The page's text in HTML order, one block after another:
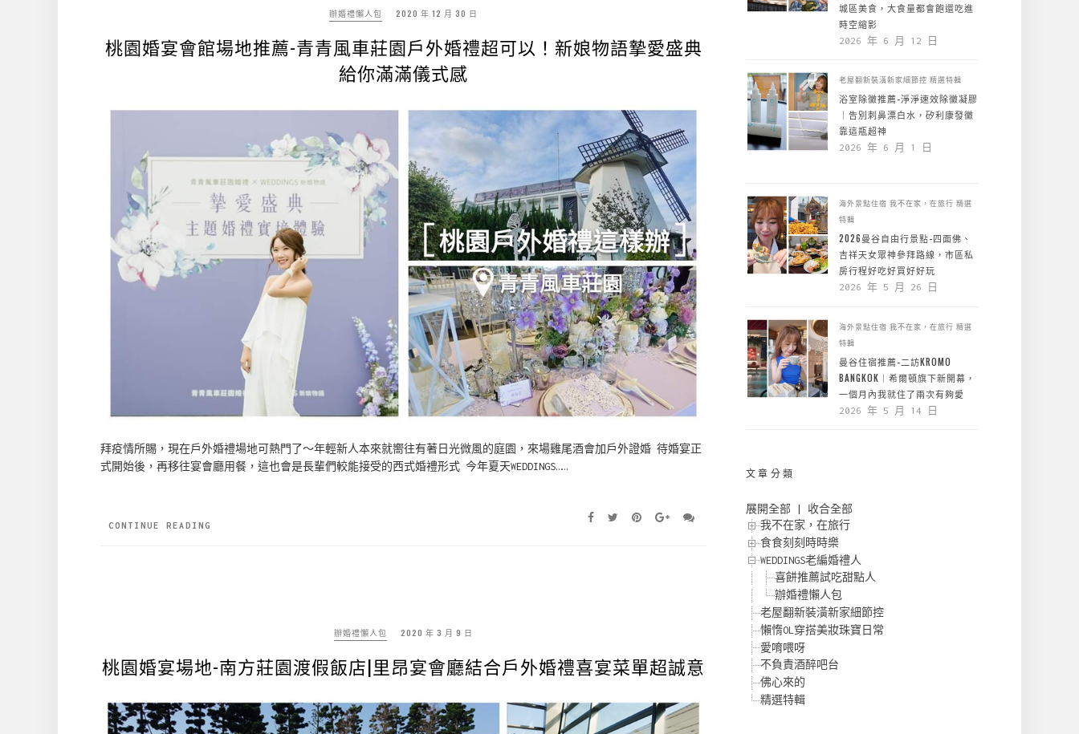
辦婚禮懶人包 2020 年 12 月 30 日
桃園婚宴會館場地推薦-青青風車莊園戶外婚禮超可以！新娘物語摯愛盛典
給你滿滿儀式感
拜疫情所賜，現在戶外婚禮場地可熱門了～年輕新人本來就嚮往有著日光微風的庭園，來場雞尾酒會加戶外證婚 待婚宴正
式開始後，再移往宴會廳用餐，這也會是長輩們較能接受的西式婚禮形式 今年夏天WEDDINGS……
CONTINUE READING
辦婚禮懶人包 2020 年 3 月 9 日
桃園婚宴場地-南方莊園渡假飯店|里昂宴會廳結合戶外婚禮喜宴菜單超誠意
城區美食，大食量都會飽還吃進
時空縮影
2026 年 6 月 12 日
老屋翻新裝潢新家細節控 精選特輯
浴室除黴推薦-淨淨速效除黴凝膠
｜告別刺鼻漂白水，矽利康發黴
靠這瓶超神
2026 年 6 月 1 日
海外景點住宿 我不在家，在旅行 精選
特輯
2026曼谷自由行景點-四面佛、
吉祥天女眾神參拜路線，市區私
房行程好吃好買好好玩
2026 年 5 月 26 日
海外景點住宿 我不在家，在旅行 精選
特輯
曼谷住宿推薦-二訪KROMO
BANGKOK｜希爾頓旗下新開幕，
一個月內我就住了兩次有夠愛
2026 年 5 月 14 日
文章分類
展開全部
收合全部
我不在家，在旅行
食食刻刻時時樂
WEDDINGS老編婚禮人
喜餅推薦試吃甜點人
辦婚禮懶人包
老屋翻新裝潢新家細節控
懶惰OL穿搭美妝珠寶日常
愛唷喂呀
不負責酒醉吧台
佛心來的
精選特輯